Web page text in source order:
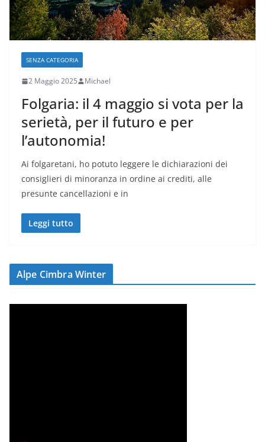
SENZA CATEGORIA
2 Maggio 2025 Michael
Folgaria: il 4 maggio si vota per la
serietà, per il futuro e per
l’autonomia!
Ai folgaretani, ho potuto leggere le dichiarazioni dei
consiglieri di minoranza in ordine ai crediti, alle
presunte cancellazioni e in
Leggi tutto
Alpe Cimbra Winter